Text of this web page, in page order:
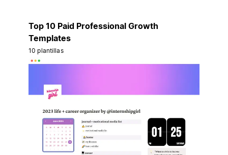
Top 10 Paid Professional Growth
Templates
10 plantillas